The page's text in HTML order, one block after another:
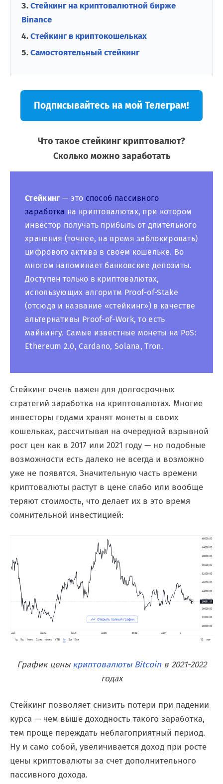
Стейкинг на криптовалютной бирже
Binance
Cтейкинг в криптокошельках
Самостоятельный стейкинг
Подписывайтесь на мой Телеграм!
Что такое стейкинг криптовалют?
Сколько можно заработать
Стейкинг — это способ пассивного
заработка на криптовалютах, при котором
инвестор получать прибыль от длительного
хранения (точнее, на время заблокировать)
цифрового актива в своем кошельке. Во
многом напоминает банковские депозиты.
Доступен только в криптовалютах,
использующих алгоритм Proof-of-Stake
(отсюда и название «стейкинг») в качестве
альтернативы Proof-of-Work, то есть
майнингу. Самые известные монеты на PoS:
Ethereum 2.0, Cardano, Solana, Tron.
Стейкинг очень важен для долгосрочных
стратегий заработка на криптовалютах. Многие
инвесторы годами хранят монеты в своих
кошельках, рассчитывая на очередной взрывной
рост цен как в 2017 или 2021 году — но подобные
возможности есть далеко не всегда и возможно
уже не появятся. Значительную часть времени
криптовалюты растут в цене слабо или вообще
теряют стоимость, что делает их в это время
сомнительной инвестицией:
График цены криптовалюты Bitcoinв 2021-2022
годах
Стейкинг позволяет снизить потери при падении
курса — чем выше доходность такого заработка,
тем проще переждать неблагоприятный период.
Ну и само собой, увеличивается доход при росте
цены криптовалюты за счет дополнительного
пассивного дохода.